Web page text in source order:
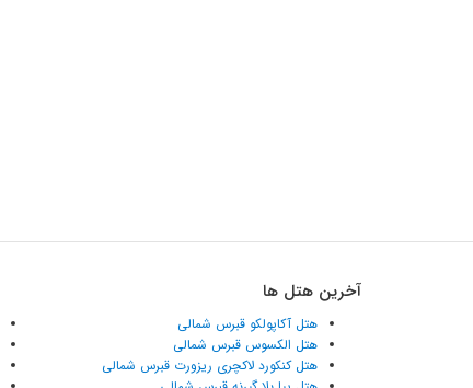
آخرین هتل ها
هتل آکاپولکو قبرس شمالی
هتل الکسوس قبرس شمالی
هتل کنکورد لاکچری ریزورت قبرس شمالی